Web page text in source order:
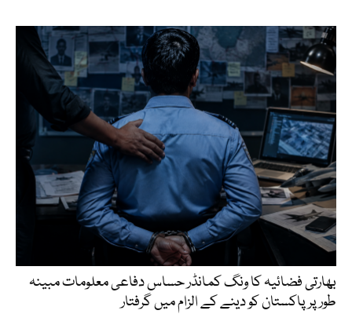
بھارتی فضائیہ کا ونگ کمانڈر حساس دفاعی معلومات مبینہ
طور پر پاکستان کو دینے کے الزام میں گرفتار